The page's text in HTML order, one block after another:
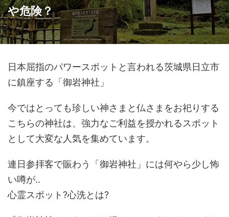
や危険？
日本屈指のパワースポットと言われる茨城県日立市
に鎮座する「御岩神社」
今ではとっても珍しい神さまと仏さまをお祀りする
こちらの神社は、強力なご利益を授かれるスポット
として大変な人気を集めています。
連日参拝客で賑わう「御岩神社」には何やら少し怖
い噂が‥
心霊スポット?心洗とは?